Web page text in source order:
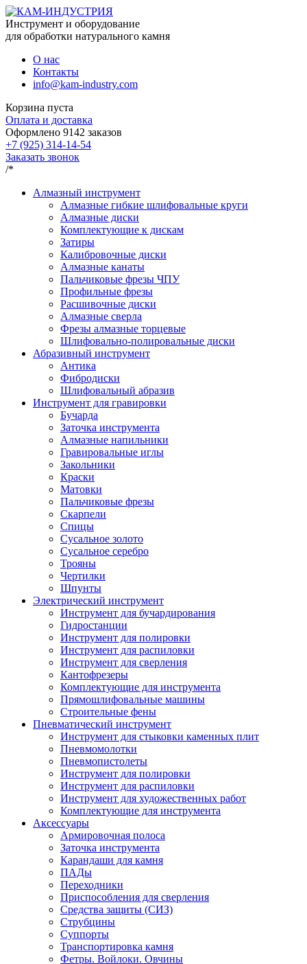
Инструмент и оборудование
для обработки натурального камня
О нас
Контакты
info@kam-industry.com
Корзина пуста
Оплата и доставка
Оформлено 9142 заказов
+7 (925) 314-14-54
Заказать звонок
/*
Алмазный инструмент
Алмазные гибкие шлифовальные круги
Алмазные диски
Комплектующие к дискам
Затиры
Калибровочные диски
Алмазные канаты
Пальчиковые фрезы ЧПУ
Профильные фрезы
Расшивочные диски
Алмазные сверла
Фрезы алмазные торцевые
Шлифовально-полировальные диски
Абразивный инструмент
Антика
Фибродиски
Шлифовальный абразив
Инструмент для гравировки
Бучарда
Заточка инструмента
Алмазные напильники
Гравировальные иглы
Закольники
Краски
Матовки
Пальчиковые фрезы
Скарпели
Спицы
Сусальное золото
Сусальное серебро
Трояны
Чертилки
Шпунты
Электрический инструмент
Инструмент для бучардирования
Гидростанции
Инструмент для полировки
Инструмент для распиловки
Инструмент для сверления
Кантофрезеры
Комплектующие для инструмента
Прямошлифовальные машины
Строительные фены
Пневматический инструмент
Инструмент для стыковки каменных плит
Пневмомолотки
Пневмопистолеты
Инструмент для полировки
Инструмент для распиловки
Инструмент для художественных работ
Комплектующие для инструмента
Аксессуары
Армировочная полоса
Заточка инструмента
Карандаши для камня
ПАДы
Переходники
Приспособления для сверления
Средства защиты (СИЗ)
Струбцины
Суппорты
Транспортировка камня
Фетры. Войлоки. Овчины